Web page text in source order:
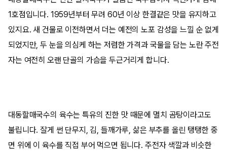
1호점입니다. 1959년부터 무려 60년 이상 한결같은 맛을 유지하고
있지요. 새 건물로 이전하면서 더는 예전의 노포 감성을 느낄 순 없게
되었지만, 두 눈을 의심케 하는 저렴한 가격과 국물을 담는 노란 주전
자는 여전히 오랜 단골의 가슴을 두근거리게 합니다.
대동할매국수의 육수는 특유의 진한 맛 때문에 멸치 곰탕이라고도
불립니다. 잘게 썬 단무지, 김, 들깨가루, 삶은 부추를 올린 탱탱한 중
면 위에 이 육수를 직접 부어 먹으면 됩니다. 주전자 색깔과 비슷한